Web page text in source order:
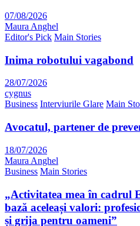
07/08/2026
Maura Anghel
Editor's Pick Main Stories
Inima robotului vagabond
28/07/2026
cygnus
Business Interviurile Glare Main
Avocatul, partener de
18/07/2026
Maura Anghel
Business Main Stories
„Activitatea mea în cadrul
bază aceleași valori:
și grija pentru oameni”